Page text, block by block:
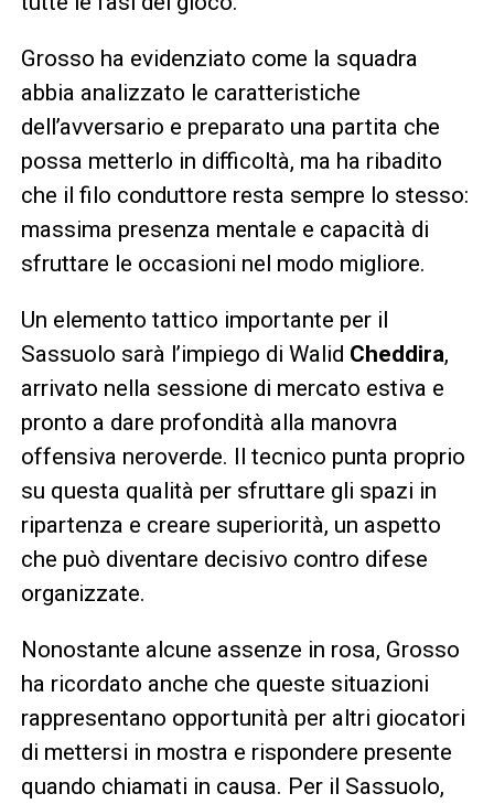
Grosso ha evidenziato come la squadra
abbia analizzato le caratteristiche
dell’avversario e preparato una partita che
possa metterlo in difficoltà, ma ha ribadito
che il filo conduttore resta sempre lo stesso:
massima presenza mentale e capacità di
sfruttare le occasioni nel modo migliore.
Un elemento tattico importante per il
Sassuolo sarà l’impiego di Walid Cheddira,
arrivato nella sessione di mercato estiva e
pronto a dare profondità alla manovra
offensiva neroverde. Il tecnico punta proprio
su questa qualità per sfruttare gli spazi in
ripartenza e creare superiorità, un aspetto
che può diventare decisivo contro difese
organizzate.
Nonostante alcune assenze in rosa, Grosso
ha ricordato anche che queste situazioni
rappresentano opportunità per altri giocatori
di mettersi in mostra e rispondere presente
quando chiamati in causa. Per il Sassuolo,